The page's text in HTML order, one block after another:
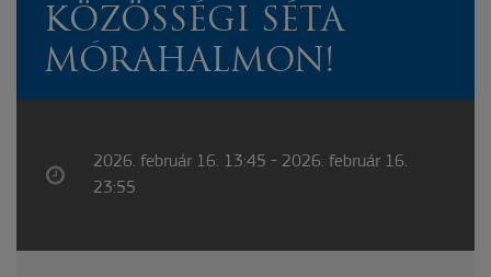
KÖZÖSSÉGI SÉTA
MÓRAHALMON!
2026. február 16. 13:45 - 2026. február 16.
23:55